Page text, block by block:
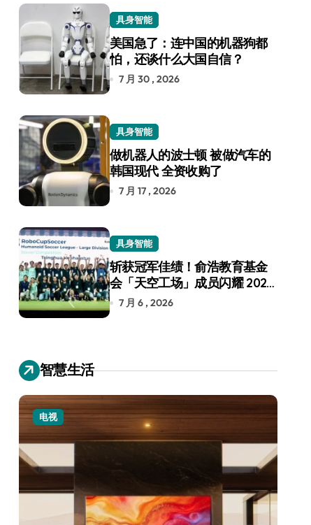
具身智能
美国急了：连中国的机器狗都
怕，还谈什么大国自信？
7 月 30 , 2026
具身智能
做机器人的波士顿 被做汽车的
韩国现代 全资收购了
7 月 17 , 2026
具身智能
斩获冠军佳绩！俞浩教育基金
会「天空工场」成员闪耀 2026
RoboCup 机器人世界杯
7 月 6 , 2026
智慧生活
电视